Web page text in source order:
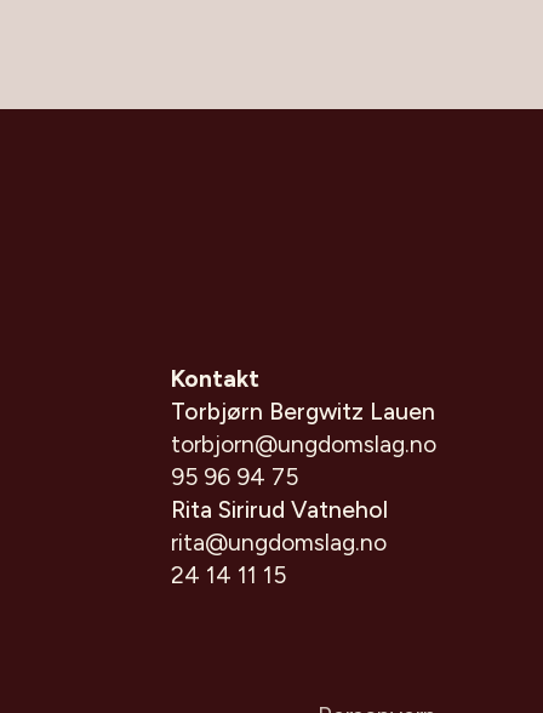
Kontakt
Torbjørn Bergwitz Lauen
torbjorn@ungdomslag.no
95 96 94 75
Rita Sirirud Vatnehol
rita@ungdomslag.no
24 14 11 15